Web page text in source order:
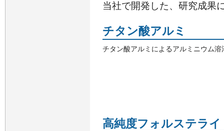
当社で開発した、研究成果
チタン酸アルミ
チタン酸アルミによるアルミニウム溶
高純度フォルステライ